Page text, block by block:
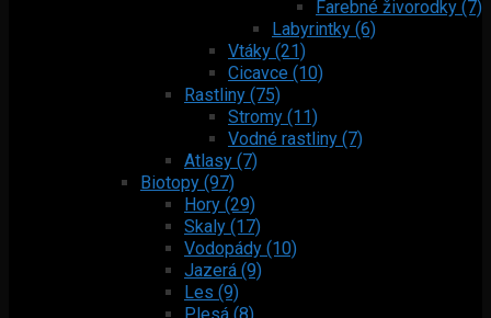
Farebné živorodky (7)
Labyrintky (6)
Vtáky (21)
Cicavce (10)
Rastliny (75)
Stromy (11)
Vodné rastliny (7)
Atlasy (7)
Biotopy (97)
Hory (29)
Skaly (17)
Vodopády (10)
Jazerá (9)
Les (9)